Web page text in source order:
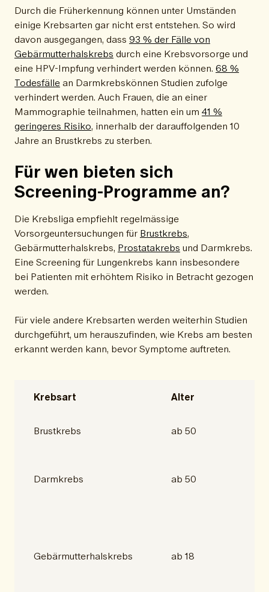
Durch die Früherkennung können unter Umständen
einige Krebsarten gar nicht erst entstehen. So wird
davon ausgegangen, dass 93 % der Fälle von
Gebärmutterhalskrebs durch eine Krebsvorsorge und
eine HPV-Impfung verhindert werden können. 68 %
Todesfälle an Darmkrebskönnen Studien zufolge
verhindert werden. Auch Frauen, die an einer
Mammographie teilnahmen, hatten ein um 41 %
geringeres Risiko, innerhalb der darauffolgenden 10
Jahre an Brustkrebs zu sterben.
Für wen bieten sich
Screening-Programme an?
Die Krebsliga empfiehlt regelmässige
Vorsorgeuntersuchungen für Brustkrebs,
Gebärmutterhalskrebs, Prostatakrebs und Darmkrebs.
Eine Screening für Lungenkrebs kann insbesondere
bei Patienten mit erhöhtem Risiko in Betracht gezogen
werden.
Für viele andere Krebsarten werden weiterhin Studien
durchgeführt, um herauszufinden, wie Krebs am besten
erkannt werden kann, bevor Symptome auftreten.
Krebsart Alter
Brustkrebs ab 50
Darmkrebs ab 50
Gebärmutterhalskrebs ab 18